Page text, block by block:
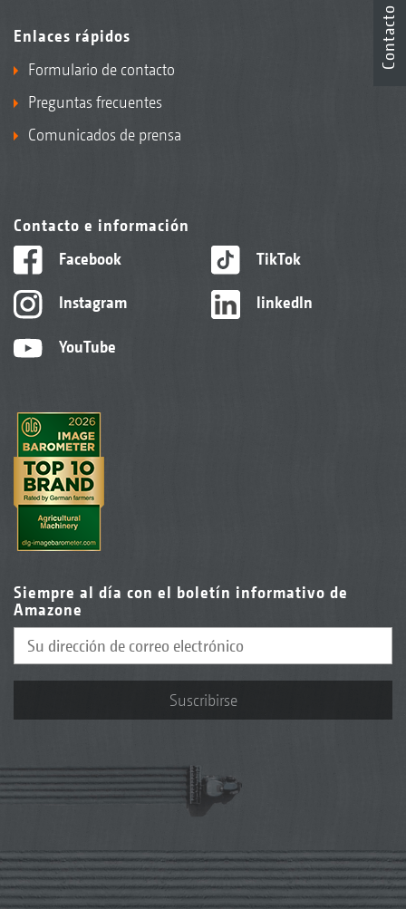
Enlaces rápidos
Formulario de contacto
Preguntas frecuentes
Comunicados de prensa
Contacto e información
Facebook
Instagram
YouTube
TikTok
linkedIn
Siempre al día con el boletín informativo de
Amazone
Suscribirse
Contacto